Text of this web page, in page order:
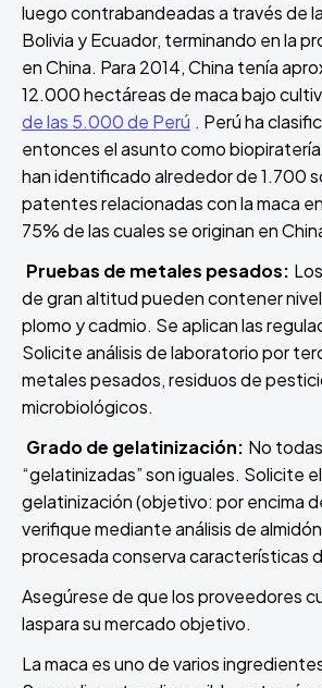
luego contrabandeadas a través de
Bolivia y Ecuador, terminando en la
en China. Para 2014, China tenía
12.000 hectáreas de maca bajo
de las 5.000 de Perú . Perú ha
entonces el asunto como
han identificado alrededor de 1.700
patentes relacionadas con la maca
75% de las cuales se originan en
Pruebas de metales pesados:
de gran altitud pueden contener
plomo y cadmio. Se aplican las
Solicite análisis de laboratorio por
metales pesados, residuos de
microbiológicos.
Grado de gelatinización: No
“gelatinizadas” son iguales. Solicite
gelatinización (objetivo: por encima
verifique mediante análisis de
procesada conserva características
Asegúrese de que los proveedores
laspara su mercado objetivo.
La maca es uno de varios